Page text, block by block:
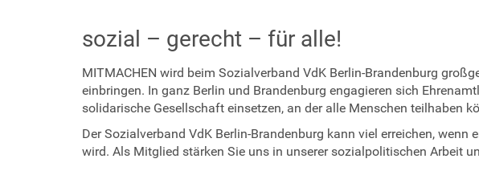
sozial – gerecht – für alle!
MITMACHEN wird beim Sozialverband VdK Berlin-Brandenburg
einbringen. In ganz Berlin und Brandenburg engagieren sich
solidarische Gesellschaft einsetzen, an der alle Menschen teilhaben
Der Sozialverband VdK Berlin-Brandenburg kann viel erreichen,
wird. Als Mitglied stärken Sie uns in unserer sozialpolitischen Arbeit